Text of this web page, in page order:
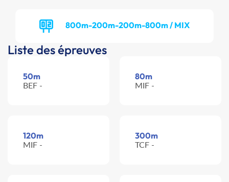
800m-200m-200m-800m / MIX
Liste des épreuves
50m
BEF -
80m
MIF -
120m
MIF -
300m
TCF -